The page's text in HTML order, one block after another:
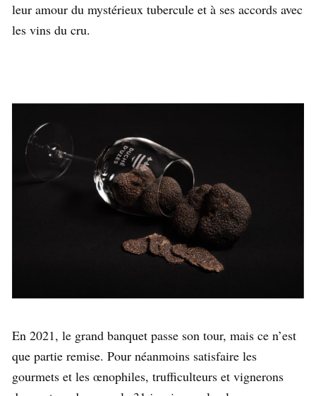
leur amour du mystérieux tubercule et à ses accords avec
les vins du cru.
En 2021, le grand banquet passe son tour, mais ce n’est
que partie remise. Pour néanmoins satisfaire les
gourmets et les œnophiles, trufficulteurs et vignerons